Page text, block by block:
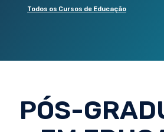
Todos os Cursos de Educação
PÓS-